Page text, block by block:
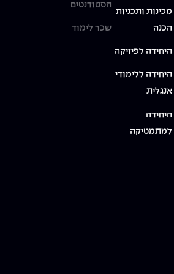
מכינות ותכניות
הכנה
היחידה לפיזיקה
היחידה ללימודי
אנגלית
היחידה
למתמטיקה
הסטודנטים
שכר לימוד